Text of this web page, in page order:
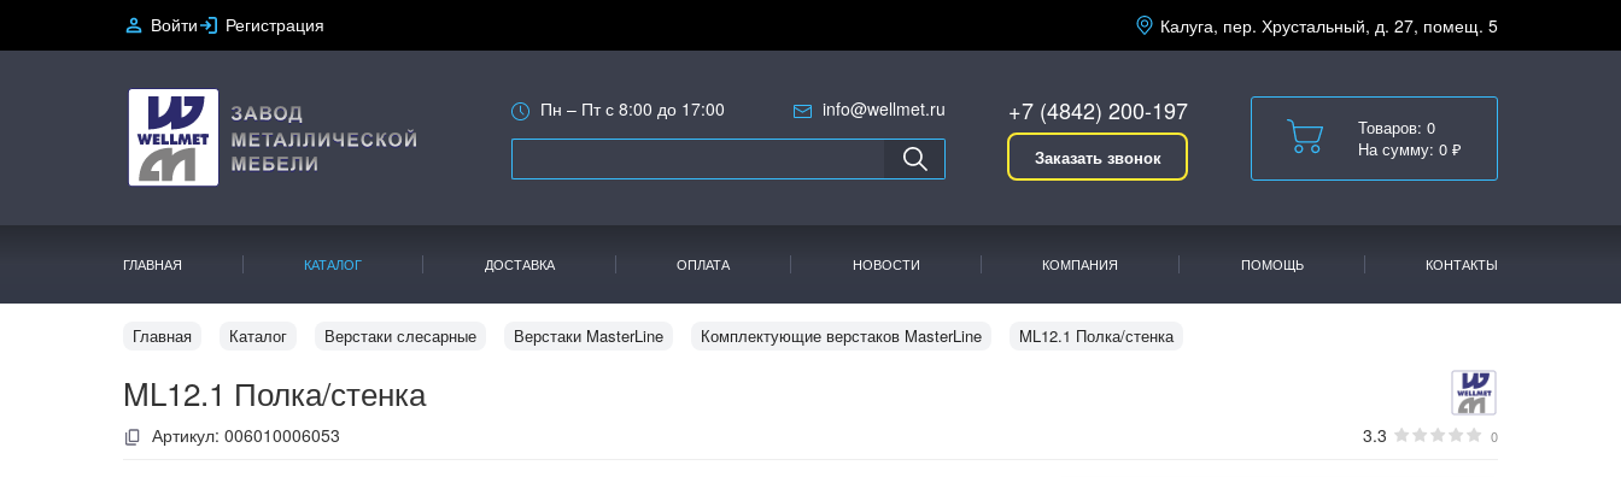
Войти Регистрация Калуга, пер. Хрустальный, д. 27, помещ. 5
Пн – Пт с 8:00 до 17:00 info@wellmet.ru +7 (4842) 200-197
Заказать звонок
Товаров: 0
На сумму: 0 ₽
ГЛАВНАЯ КАТАЛОГ ДОСТАВКА ОПЛАТА НОВОСТИ КОМПАНИЯ ПОМОЩЬ КОНТАКТЫ
Главная Каталог Верстаки слесарные Верстаки MasterLine Комплектующие верстаков MasterLine ML12.1 Полка/стенка
ML12.1 Полка/стенка
Артикул: 006010006053 3.3 0